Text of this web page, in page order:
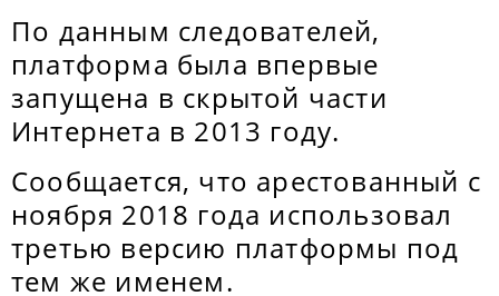
По данным следователей,
платформа была впервые
запущена в скрытой части
Интернета в 2013 году.
Сообщается, что арестованный с
ноября 2018 года использовал
третью версию платформы под
тем же именем.